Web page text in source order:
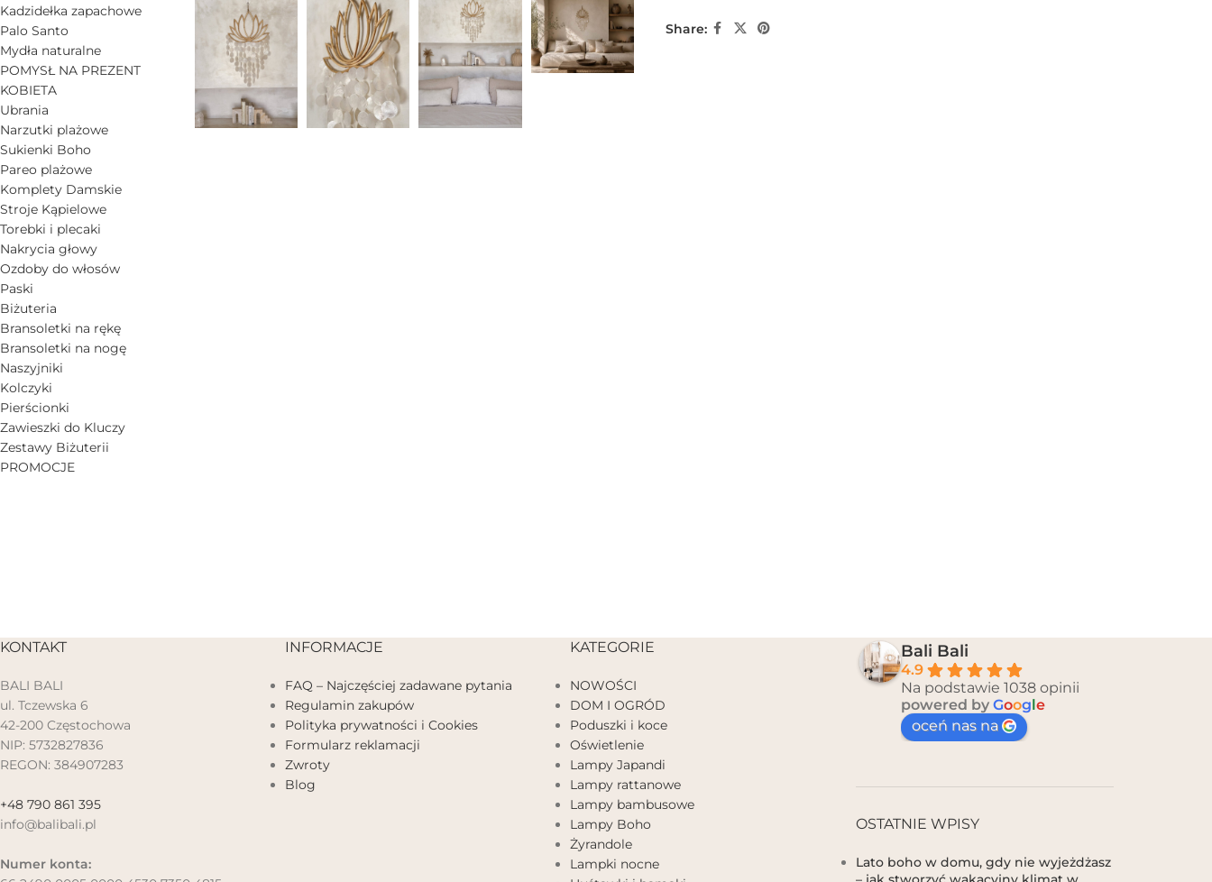
Kadzidełka zapachowe
Palo Santo
Mydła naturalne
POMYSŁ NA PREZENT
KOBIETA
Ubrania
Narzutki plażowe
Sukienki Boho
Pareo plażowe
Komplety Damskie
Stroje Kąpielowe
Torebki i plecaki
Nakrycia głowy
Ozdoby do włosów
Paski
Biżuteria
Bransoletki na rękę
Bransoletki na nogę
Naszyjniki
Kolczyki
Pierścionki
Zawieszki do Kluczy
Zestawy Biżuterii
PROMOCJE
Share:
KONTAKT
BALI BALI
ul. Tczewska 6
42-200 Częstochowa
NIP: 5732827836
REGON: 384907283
+48 790 861 395
info@balibali.pl
Numer konta:
INFORMACJE
FAQ – Najczęściej zadawane pytania
Regulamin zakupów
Polityka prywatności i Cookies
Formularz reklamacji
Zwroty
Blog
KATEGORIE
NOWOŚCI
DOM I OGRÓD
Poduszki i koce
Oświetlenie
Lampy Japandi
Lampy rattanowe
Lampy bambusowe
Lampy Boho
Żyrandole
Lampki nocne
Bali Bali
4.9
Na podstawie 1038 opinii
powered by Google
oceń nas na
OSTATNIE WPISY
Lato boho w domu, gdy nie wyjeżdżasz